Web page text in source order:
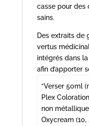
casse pour des
sains.
Des extraits de
vertus
intégrés dans
afin d’apporter
“Verser 50ml
Plex
non
Oxycream